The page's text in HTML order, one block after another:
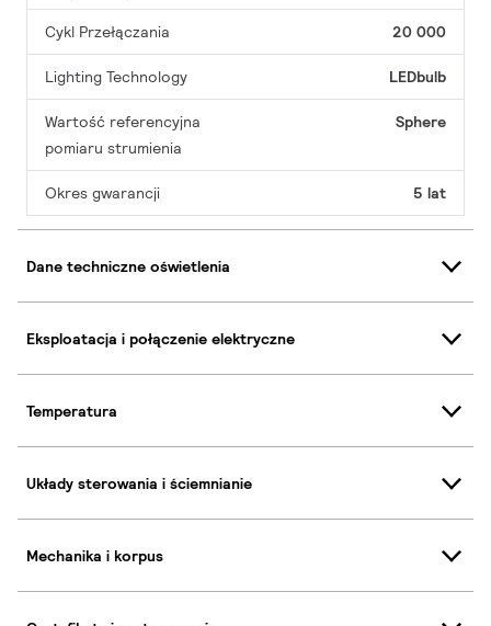
Cykl Przełączania 20 000
Lighting Technology LEDbulb
Wartość referencyjna
pomiaru strumienia
Sphere
Okres gwarancji 5 lat
Dane techniczne oświetlenia
Eksploatacja i połączenie elektryczne
Temperatura
Układy sterowania i ściemnianie
Mechanika i korpus